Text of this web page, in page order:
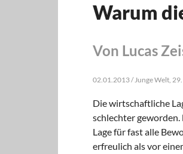
Warum
Von Lucas
02.01.2013 / Junge Welt,
Die wirtschaftliche
schlechter
Lage für fast alle
erfreulich als vor